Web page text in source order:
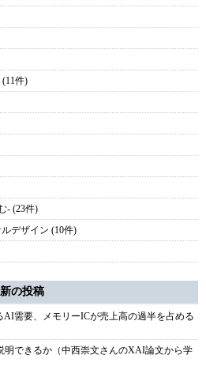
件)
- (23件)
デザイン (10件)
の投稿
AI需要、メモリーICが売上高の過半を占める
明できるか（中西崇文さんのXAI論文から学